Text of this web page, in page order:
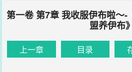
第一卷 第7章 我收服伊布啦～-
盟养伊布》
上一章 目录